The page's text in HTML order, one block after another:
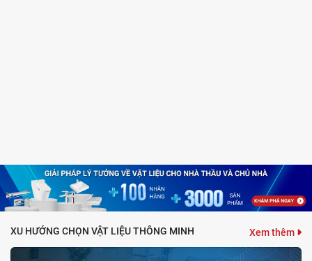
XU HƯỚNG CHỌN VẬT LIỆU THÔNG MINH Xem thêm